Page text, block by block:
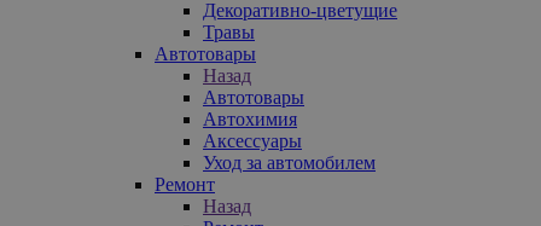
Декоративно-цветущие
Травы
Автотовары
Назад
Автотовары
Автохимия
Аксессуары
Уход за автомобилем
Ремонт
Назад